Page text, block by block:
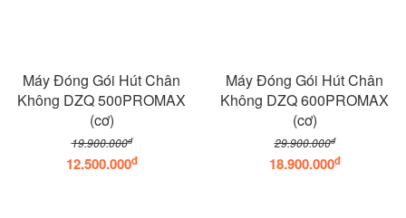
Máy Đóng Gói Hút Chân
Không DZQ 500PROMAX
(cơ)
19.900.000đ
12.500.000đ
Máy Đóng Gói Hút Chân
Không DZQ 600PROMAX
(cơ)
29.900.000đ
18.900.000đ